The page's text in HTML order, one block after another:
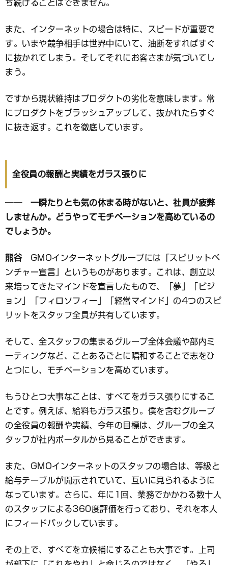
ち続けることはできません。
また、インターネットの場合は特に、スピードが重要で
す。いまや競争相手は世界中にいて、油断をすればすぐ
に抜かれてしまう。そしてそれにお客さまが気づいてし
まう。
ですから現状維持はプロダクトの劣化を意味します。常
にプロダクトをブラッシュアップして、抜かれたらすぐ
に抜き返す。これを徹底しています。
全役員の報酬と実績をガラス張りに
―― 一瞬たりとも気の休まる時がないと、社員が疲弊
しませんか。どうやってモチベーションを高めているの
でしょうか。
熊谷GMOインターネットグループには「スピリットベ
ンチャー宣言」というものがあります。これは、創立以
来培ってきたマインドを宣言したもので、「夢」「ビジ
ョン」「フィロソフィー」「経営マインド」の4つのスピ
リットをスタッフ全員が共有しています。
そして、全スタッフの集まるグループ全体会議や部内ミ
ーティングなど、ことあるごとに唱和することで志をひ
とつにし、モチベーションを高めています。
もうひとつ大事なことは、すべてをガラス張りにするこ
とです。例えば、給料もガラス張り。僕を含むグループ
の全役員の報酬や実績、今年の目標は、グループの全ス
タッフが社内ポータルから見ることができます。
また、GMOインターネットのスタッフの場合は、等級と
給与テーブルが開示されていて、互いに見られるように
なっています。さらに、年に1回、業務でかかわる数十人
のスタッフによる360度評価を行っており、それを本人
にフィードバックしています。
その上で、すべてを立候補にすることも大事です。上司